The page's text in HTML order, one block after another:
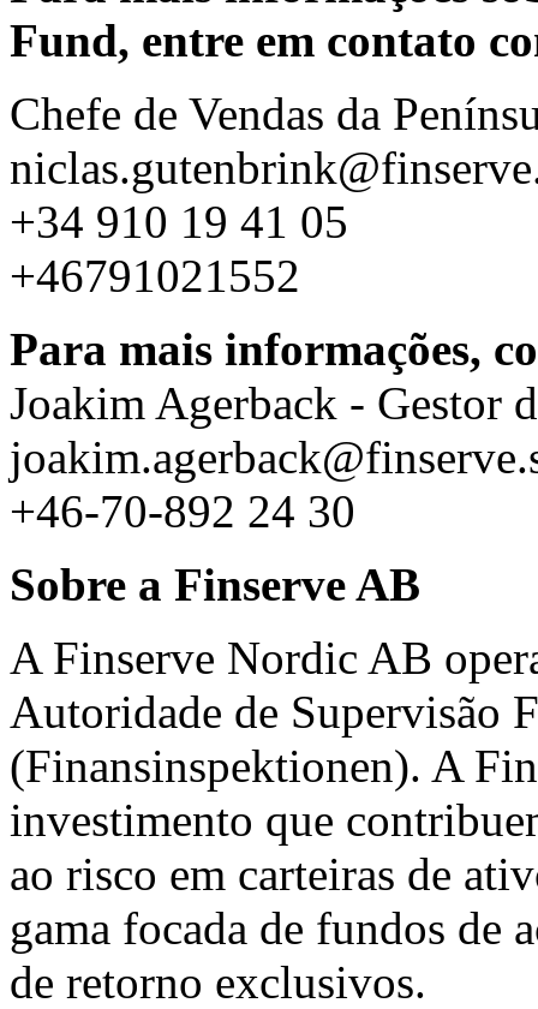
Fund, entre em contato
Chefe de Vendas da
+34 910 19 41 05
+46791021552
Para mais informações,
Joakim Agerback - Gestor
+46-70-892 24 30
Sobre a Finserve AB
A Finserve Nordic AB
Autoridade de Supervisão
(Finansinspektionen). A
investimento que
ao risco em carteiras de
gama focada de fundos de
de retorno exclusivos.